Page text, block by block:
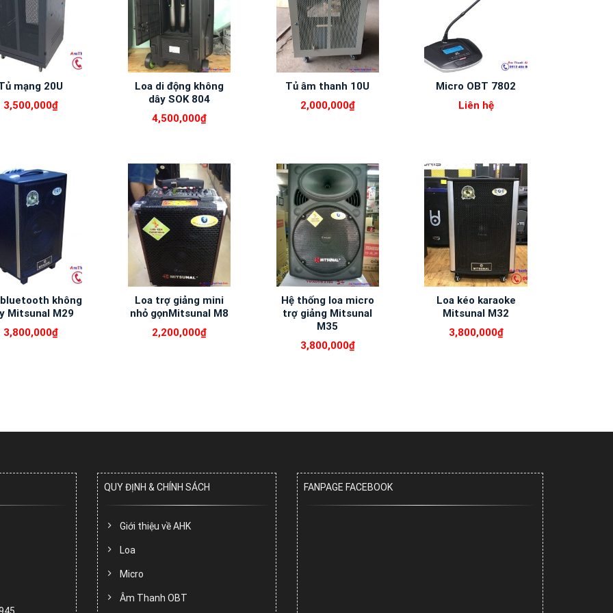
mạng 20U
3,500,000₫
Loa di động không
dây SOK 804
4,500,000₫
Tủ âm thanh 10U
2,000,000₫
Micro OBT 7802
Liên hệ
không
Mitsunal M29
3,800,000₫
Loa trợ giảng mini
nhỏ gọnMitsunal M8
2,200,000₫
Hệ thống loa micro
trợ giảng Mitsunal
M35
3,800,000₫
Loa kéo karaoke
Mitsunal M32
3,800,000₫
QUY ĐỊNH & CHÍNH SÁCH
Giới thiệu về AHK
Loa
Micro
Âm Thanh OBT
FANPAGE FACEBOOK